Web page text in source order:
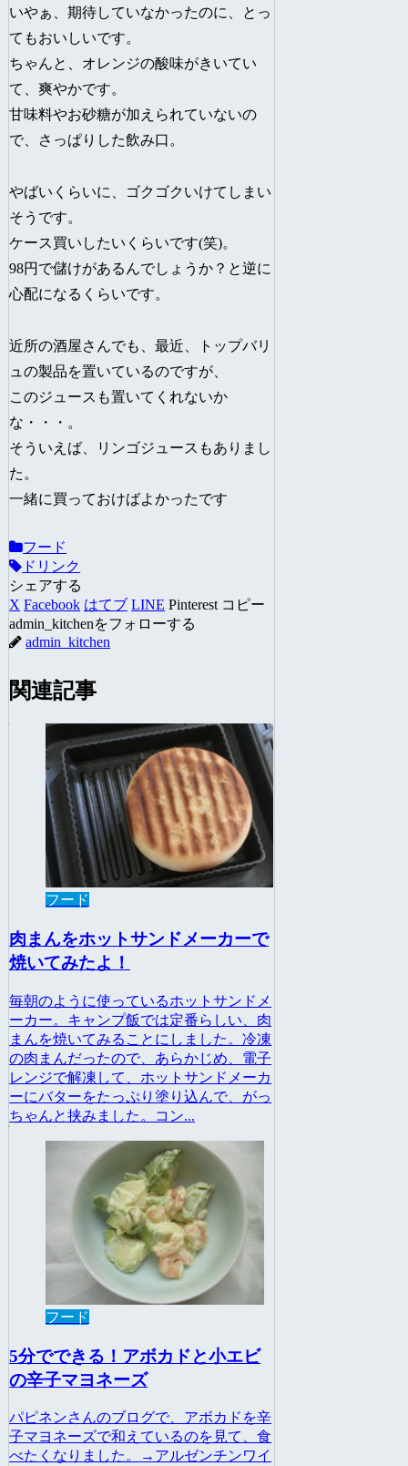
いやぁ、期待していなかったのに、とっ
てもおいしいです。
ちゃんと、オレンジの酸味がきいてい
て、爽やかです。
甘味料やお砂糖が加えられていないの
で、さっぱりした飲み口。
やばいくらいに、ゴクゴクいけてしまい
そうです。
ケース買いしたいくらいです(笑)。
98円で儲けがあるんでしょうか？と逆に
心配になるくらいです。
近所の酒屋さんでも、最近、トップバリ
ュの製品を置いているのですが、
このジュースも置いてくれないか
な・・・。
そういえば、リンゴジュースもありまし
た。
一緒に買っておけばよかったです
フード
ドリンク
シェアする
X Facebook はてブ LINE Pinterest コピー
admin_kitchenをフォローする
admin_kitchen
関連記事
フード
肉まんをホットサンドメーカーで
焼いてみたよ！
毎朝のように使っているホットサンドメ
ーカー。キャンプ飯では定番らしい、肉
まんを焼いてみることにしました。冷凍
の肉まんだったので、あらかじめ、電子
レンジで解凍して、ホットサンドメーカ
ーにバターをたっぷり塗り込んで、がっ
ちゃんと挟みました。コン...
フード
5分でできる！アボカドと小エビ
の辛子マヨネーズ
パピネンさんのブログで、アボカドを辛
子マヨネーズで和えているのを見て、食
べたくなりました。→アルゼンチンワイ